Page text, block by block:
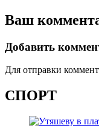
Ваш
Добавить
Для отправки
СПОРТ